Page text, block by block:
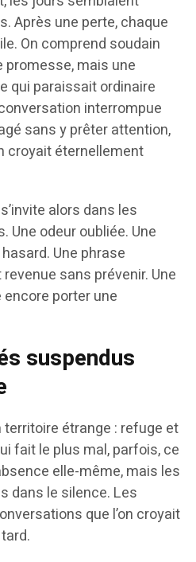
Après une perte, chaque
On comprend soudain
promesse, mais une
qui paraissait ordinaire
interrompue
sans y prêter attention,
croyait éternellement
alors dans les
Une odeur oubliée. Une
Une phrase
sans prévenir. Une
porter une
suspendus
étrange : refuge et
fait le plus mal, parfois, ce
elle-même, mais les
dans le silence. Les
que l’on croyait